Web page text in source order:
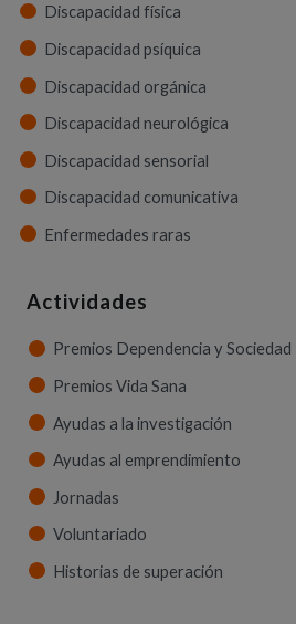
Discapacidad física
Discapacidad psíquica
Discapacidad orgánica
Discapacidad neurológica
Discapacidad sensorial
Discapacidad comunicativa
Enfermedades raras
Actividades
Premios Dependencia y Sociedad
Premios Vida Sana
Ayudas a la investigación
Ayudas al emprendimiento
Jornadas
Voluntariado
Historias de superación